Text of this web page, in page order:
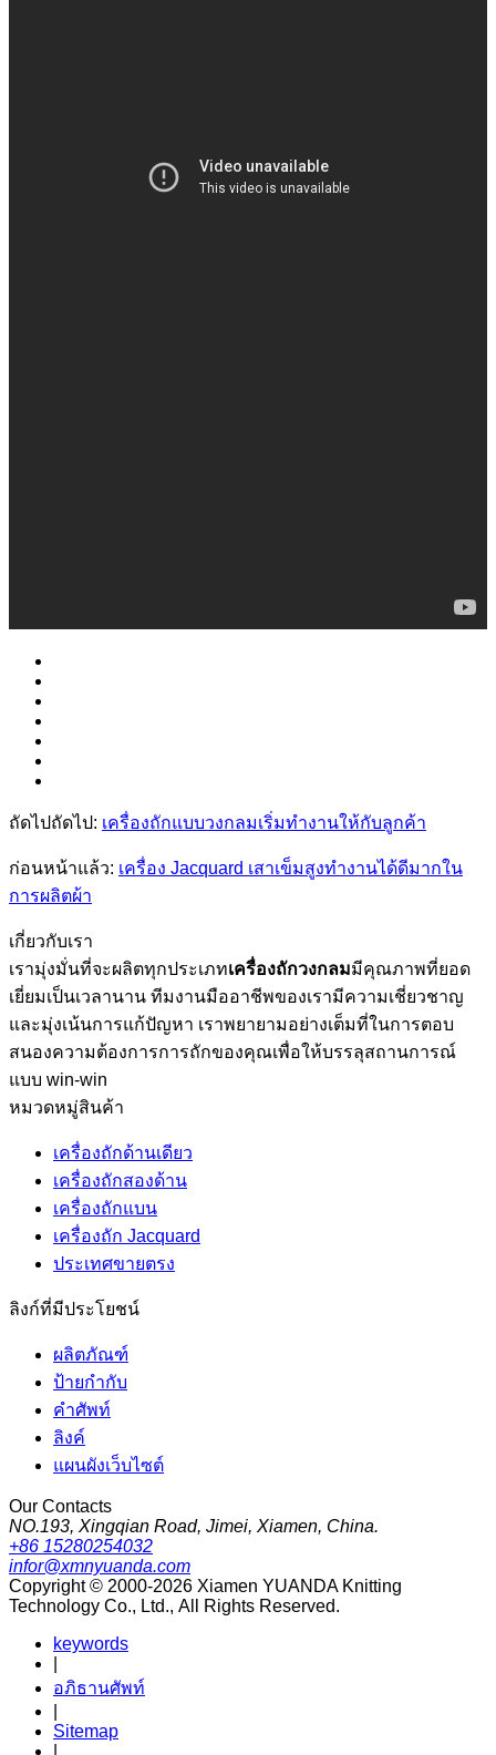
ถัดไปถัดไป: เครื่องถักแบบวงกลมเริ่มทำงานให้กับลูกค้า
ก่อนหน้าแล้ว: เครื่อง Jacquard เสาเข็มสูงทำงานได้ดีมากใน
การผลิตผ้า
เกี่ยวกับเรา
เรามุ่งมั่นที่จะผลิตทุกประเภทเครื่องถักวงกลมมีคุณภาพที่ยอด
เยี่ยมเป็นเวลานาน ทีมงานมืออาชีพของเรามีความเชี่ยวชาญ
และมุ่งเน้นการแก้ปัญหา เราพยายามอย่างเต็มที่ในการตอบ
สนองความต้องการการถักของคุณเพื่อให้บรรลุสถานการณ์
แบบ win-win
หมวดหมู่สินค้า
เครื่องถักด้านเดียว
เครื่องถักสองด้าน
เครื่องถักแบน
เครื่องถัก Jacquard
ประเทศขายตรง
ลิงก์ที่มีประโยชน์
ผลิตภัณฑ์
ป้ายกำกับ
คำศัพท์
ลิงค์
แผนผังเว็บไซต์
Our Contacts
NO.193, Xingqian Road, Jimei, Xiamen, China.
+86 15280254032
infor@xmnyuanda.com
Copyright © 2000-2026 Xiamen YUANDA Knitting
Technology Co., Ltd., All Rights Reserved.
keywords
อภิธานศัพท์
Sitemap